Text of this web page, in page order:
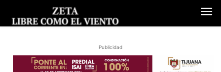
Publicidad